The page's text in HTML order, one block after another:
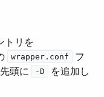
トリを
wrapper.conf
​ フ
頭に
-D
​ を追加し